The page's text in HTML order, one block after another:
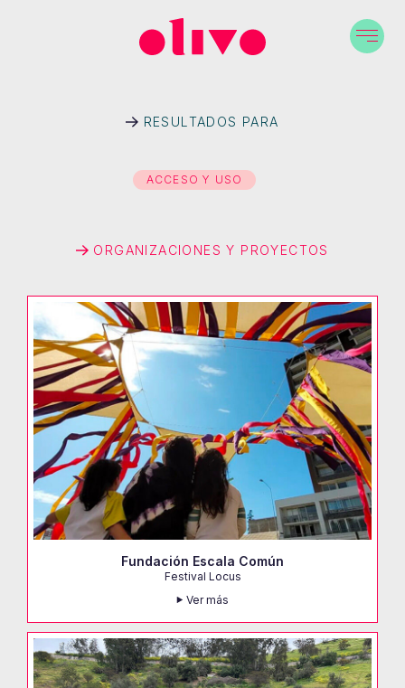
RESULTADOS PARA
ACCESO Y USO
ORGANIZACIONES Y PROYECTOS
Fundación Escala Común
Festival Locus
Ver más